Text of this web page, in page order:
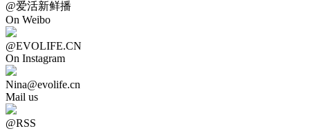
@爱活新鲜播
On Weibo
@EVOLIFE.CN
On Instagram
Nina@evolife.cn
Mail us
@RSS